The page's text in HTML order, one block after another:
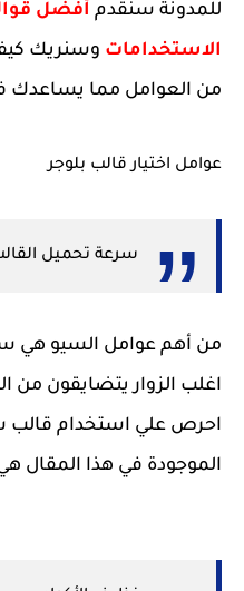
للمدونة سنقدم أفضل
الاستخدامات وسنريك
من العوامل مما يساعدك
عوامل اختيار قالب بلوجر
سرعة تحميل
من أهم عوامل السيو هي
اغلب الزوار يتضايقون من
احرص علي استخدام قالب
الموجودة في هذا المقال